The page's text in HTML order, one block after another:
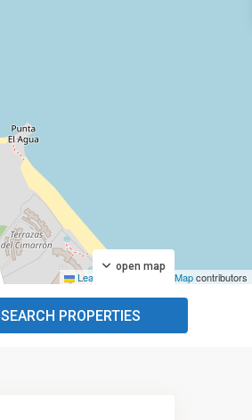
Leaflet © OpenStreetMapcontributors
open map
SEARCH PROPERTIES